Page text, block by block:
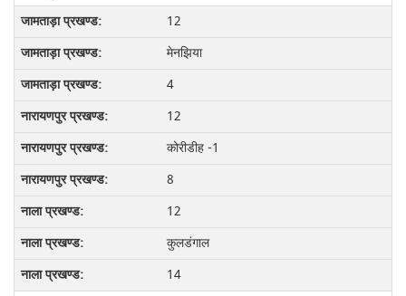
12
मेनझिया
4
12
कोरीडीह -1
8
12
कुलडंगाल
14